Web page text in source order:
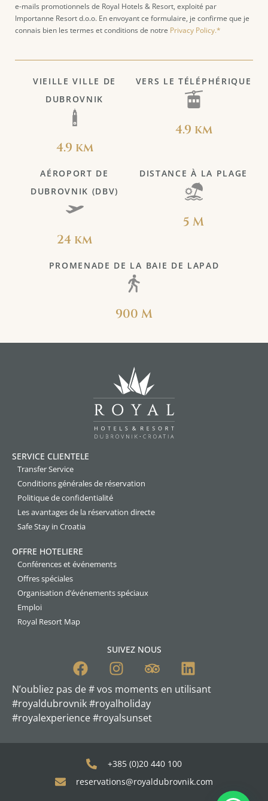
e-mails promotionnels de Royal Hotels & Resort, exploité par
Importanne Resort d.o.o. En envoyant ce formulaire, je confirme que je
connais bien les termes et conditions de notre Privacy Policy.*
VIEILLE VILLE DE
DUBROVNIK
4.9 km
VERS LE TÉLÉPHÉRIQUE
4.9 km
AÉROPORT DE
DUBROVNIK (DBV)
24 km
DISTANCE À LA PLAGE
5 M
PROMENADE DE LA BAIE DE LAPAD
900 M
SERVICE CLIENTELE
Transfer Service
Conditions générales de réservation
Politique de confidentialité
Les avantages de la réservation directe
Safe Stay in Croatia
OFFRE HOTELIERE
Conférences et événements
Offres spéciales
Organisation d’événements spéciaux
Emploi
Royal Resort Map
SUIVEZ NOUS
N’oubliez pas de # vos moments en utilisant
#royaldubrovnik #royalholiday
#royalexperience #royalsunset
+385 (0)20 440 100
reservations@royaldubrovnik.com